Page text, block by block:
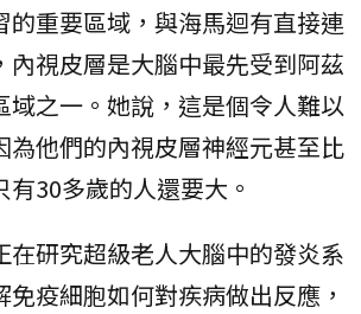
的重要區域，與海馬迴有直接連
內視皮層是大腦中最先受到阿茲
域之一。她說，這是個令人難以
為他們的內視皮層神經元甚至比
30多歲的人還要大。
在研究超級老人大腦中的發炎系
疫細胞如何對疾病做出反應，